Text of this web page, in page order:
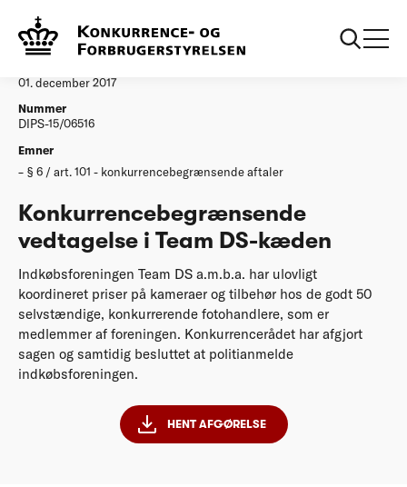
Afgørelser
01. december 2017
Nummer
DIPS-15/06516
Emner
§ 6 / art. 101 - konkurrencebegrænsende aftaler
Konkurrencebegrænsende
vedtagelse i Team DS-kæden
Indkøbsforeningen Team DS a.m.b.a. har ulovligt
koordineret priser på kameraer og tilbehør hos de godt 50
selvstændige, konkurrerende fotohandlere, som er
medlemmer af foreningen. Konkurrencerådet har afgjort
sagen og samtidig besluttet at politianmelde
indkøbsforeningen.
HENT AFGØRELSE